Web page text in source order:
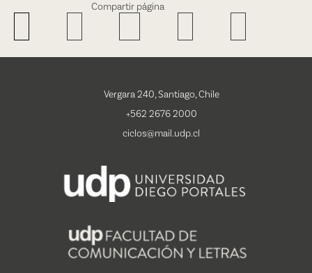
Compartir página
Vergara 240, Santiago, Chile
+562 2676 2000
ciclos@mail.udp.cl